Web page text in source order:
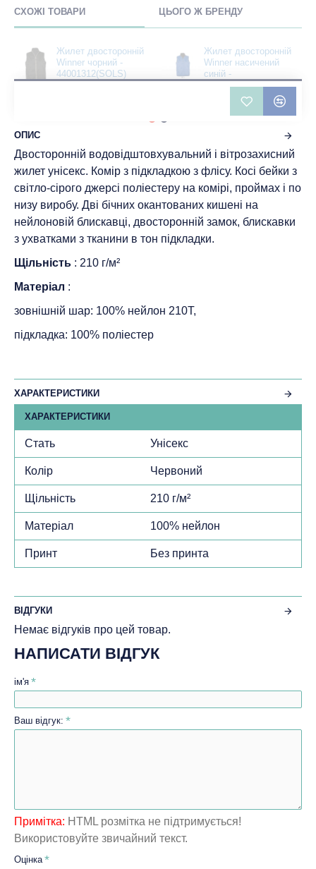
СХОЖІ ТОВАРИ ЦЬОГО Ж БРЕНДУ
Жилет двосторонній
Winner чорний -
44001312(SOLS)
Жилет двосторонній
Winner насичений
синій -
44001256(SOLS)
ОПИС
Двосторонній водовідштовхувальний і вітрозахисний
жилет унісекс. Комір з підкладкою з флісу. Косі бейки з
світло-сірого джерсі поліестеру на комірі, проймах і по
низу виробу. Дві бічних окантованих кишені на
нейлоновій блискавці, двосторонній замок, блискавки
з ухватками з тканини в тон підкладки.
Щільність : 210 г/м²
Матеріал :
зовнішній шар: 100% нейлон 210Т,
підкладка: 100% поліестер
ХАРАКТЕРИСТИКИ
ХАРАКТЕРИСТИКИ
Стать Унісекс
Колір Червоний
Щільність 210 г/м²
Матеріал 100% нейлон
Принт Без принта
ВІДГУКИ
Немає відгуків про цей товар.
НАПИСАТИ ВІДГУК
ім'я
Ваш відгук:
Примітка: HTML розмітка не підтримується!
Використовуйте звичайний текст.
Оцінка